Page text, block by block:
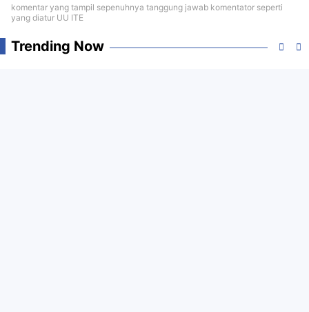
komentar yang tampil sepenuhnya tanggung jawab komentator seperti
yang diatur UU ITE
Trending Now